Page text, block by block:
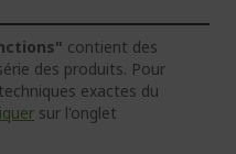
contient des
des produits. Pour
exactes du
sur l'onglet